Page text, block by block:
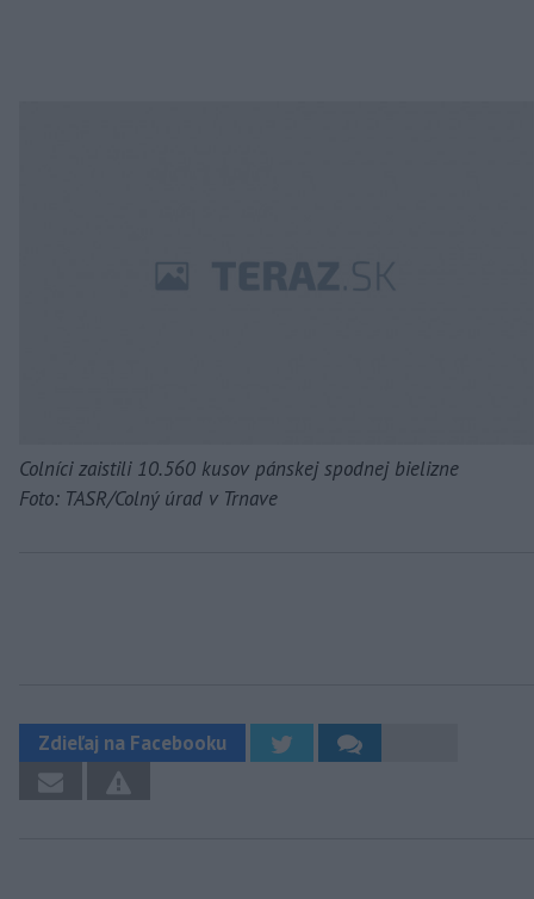
Colníci zaistili 10.560 kusov pánskej spodnej bielizne
Foto: TASR/Colný úrad v Trnave
Zdieľaj na Facebooku